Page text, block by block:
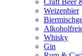
Craft Beer
Weizenbier
Whisky
Gin